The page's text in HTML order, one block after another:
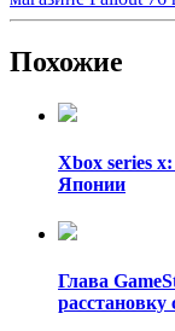
Похожие
Xbox series
Японии
Глава